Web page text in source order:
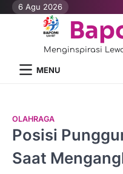
Skip6 Agu 2026
Menginspirasi
MENU
OLAHRAGA
Posisi
Saat